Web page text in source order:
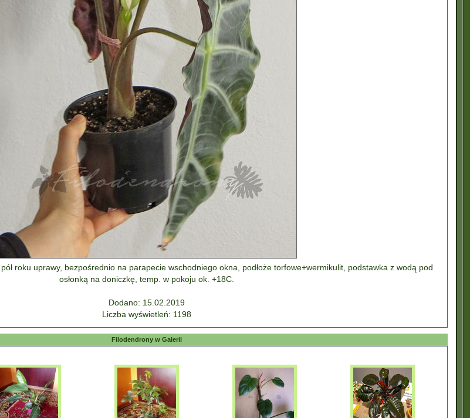
roku uprawy, bezpośrednio na parapecie wschodniego okna, podłoże torfowe+wermikulit, podstawka z wodą pod
osłonką na doniczkę, temp. w pokoju ok. +18C.
Dodano: 15.02.2019
Liczba wyświetleń: 1198
Filodendrony w Galerii